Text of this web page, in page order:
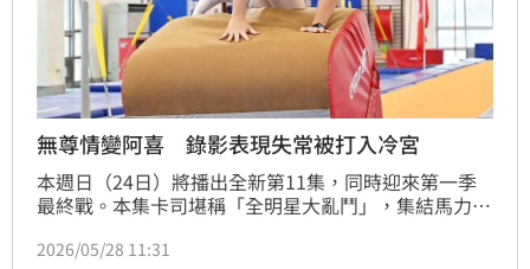
無尊情變阿喜 錄影表現失常被打入冷宮
本週日（24日）將播出全新第11集，同時迎來第一季
最終戰。本集卡司堪稱「全明星大亂鬥」，集結馬力
李秉諭（貢丸）、比杰、顏佑庭、林毓桐、那那大師、
2026/05/28 11:31